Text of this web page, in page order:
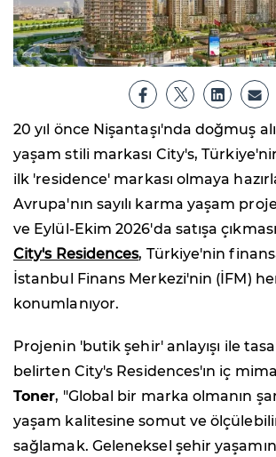
20 yıl önce Nişantaşı'nda doğmuş
yaşam stili markası City's,
ilk 'residence' markası olmaya
Avrupa'nın sayılı karma yaşam
ve Eylül-Ekim 2026'da satışa
City's Residences, Türkiye'nin
İstanbul Finans Merkezi'nin (İFM)
konumlanıyor.
Projenin 'butik şehir' anlayışı ile
belirten City's Residences'ın iç
Toner, "Global bir marka olmanın
yaşam kalitesine somut ve
sağlamak. Geleneksel şehir